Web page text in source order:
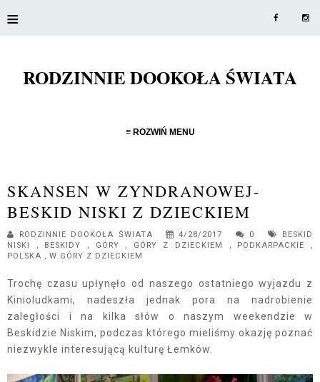
≡
RODZINNIE DOOKOŁA ŚWIATA
≡ ROZWIŃ MENU
SKANSEN W ZYNDRANOWEJ-
BESKID NISKI Z DZIECKIEM
RODZINNIE DOOKOŁA ŚWIATA 4/28/2017 0
BESKID
NISKI
, BESKIDY , GÓRY , GÓRY Z DZIECKIEM , PODKARPACKIE ,
POLSKA , W GÓRY Z DZIECKIEM
Trochę czasu upłynęło od naszego ostatniego wyjazdu z
Kinioludkami, nadeszła jednak pora na nadrobienie
zaległości i na kilka słów o naszym weekendzie w
Beskidzie Niskim, podczas którego mieliśmy okazję poznać
niezwykle interesującą kulturę Łemków.